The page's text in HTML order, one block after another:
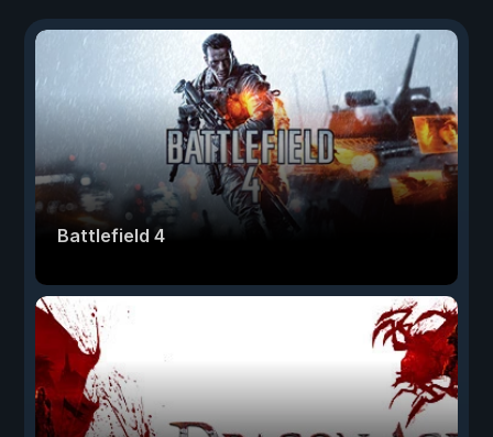
Battlefield 4